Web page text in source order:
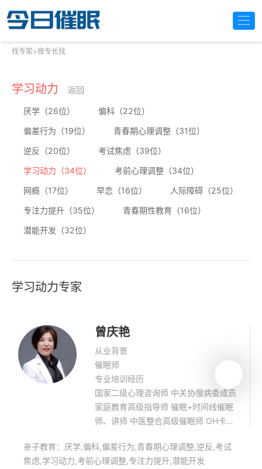
找专家>按专长找
学习动力 返回
厌学（26位）
偏科（22位）
偏差行为（19位）
青春期心理调整（31位）
逆反（20位）
考试焦虑（39位）
学习动力（34位）
考前心理调整（34位）
网瘾（17位）
早恋（16位）
人际障碍（25位）
专注力提升（35位）
青春期性教育（16位）
潜能开发（32位）
学习动力专家
曾庆艳
从业背景
催眠师
专业培训经历
国家二级心理咨询师 中关协慢病委成员
家庭教育高级指导师 催眠+时间线催眠
师、讲师 中医整合高级催眠师 OH卡牌
级执行师 善于运用催眠及心理学知识陪
伴学生心灵成长，并将集体催眠用于
亲子教育：厌学,偏科,偏差行为,青春期心理调整,逆反,考试
焦虑,学习动力,考前心理调整,专注力提升,潜能开发